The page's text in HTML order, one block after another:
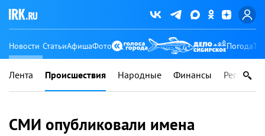
Новости СтатьиАфишаФото Погода
Лента Происшествия Народные Финансы Регионы
СМИ опубликовали имена